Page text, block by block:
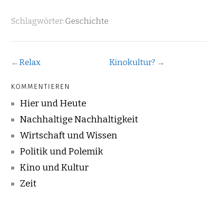
Schlagwörter:Geschichte
← Relax Kinokultur? →
KOMMENTIEREN
Hier und Heute
Nachhaltige Nachhaltigkeit
Wirtschaft und Wissen
Politik und Polemik
Kino und Kultur
Zeit